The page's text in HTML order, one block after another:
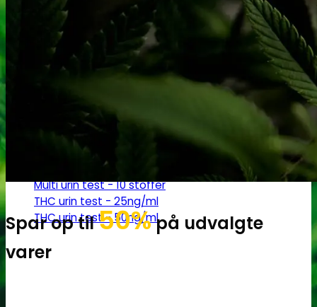
Robadope
Robadope tests
Simons tests
URIN TESTS
Multi urin test - 3 stoffer
Multi urin test - 10 stoffer
THC urin test - 25ng/ml
THC urin test - 50ng/ml
Spar op til50%på udvalgte
varer